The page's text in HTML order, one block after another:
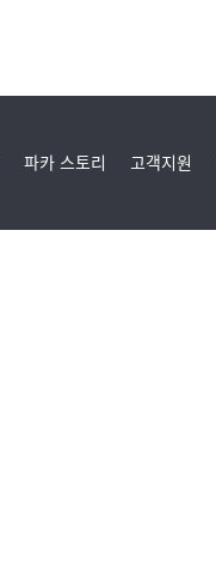
파카 스토리 고객지원